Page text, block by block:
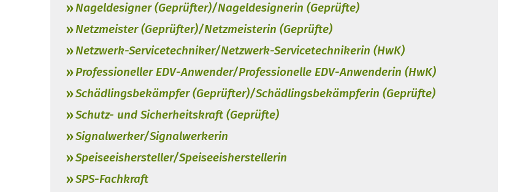
Nageldesigner (Geprüfter)/Nageldesignerin (Geprüfte)
Netzmeister (Geprüfter)/Netzmeisterin (Geprüfte)
Netzwerk-Servicetechniker/Netzwerk-Servicetechnikerin (HwK)
Professioneller EDV-Anwender/Professionelle EDV-Anwenderin (HwK)
Schädlingsbekämpfer (Geprüfter)/Schädlingsbekämpferin (Geprüfte)
Schutz- und Sicherheitskraft (Geprüfte)
Signalwerker/Signalwerkerin
Speiseeishersteller/Speiseeisherstellerin
SPS-Fachkraft